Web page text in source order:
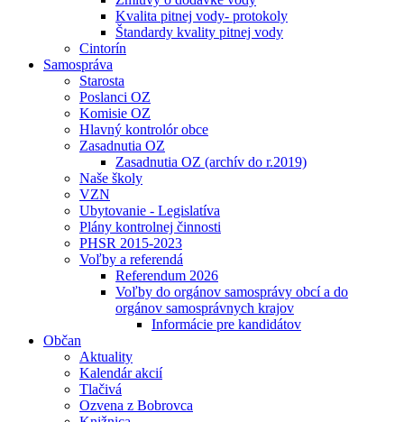
Kvalita pitnej vody- protokoly
Štandardy kvality pitnej vody
Cintorín
Samospráva
Starosta
Poslanci OZ
Komisie OZ
Hlavný kontrolór obce
Zasadnutia OZ
Zasadnutia OZ (archív do r.2019)
Naše školy
VZN
Ubytovanie - Legislatíva
Plány kontrolnej činnosti
PHSR 2015-2023
Voľby a referendá
Referendum 2026
Voľby do orgánov samosprávy obcí a do
orgánov samosprávnych krajov
Informácie pre kandidátov
Občan
Aktuality
Kalendár akcií
Tlačivá
Ozvena z Bobrovca